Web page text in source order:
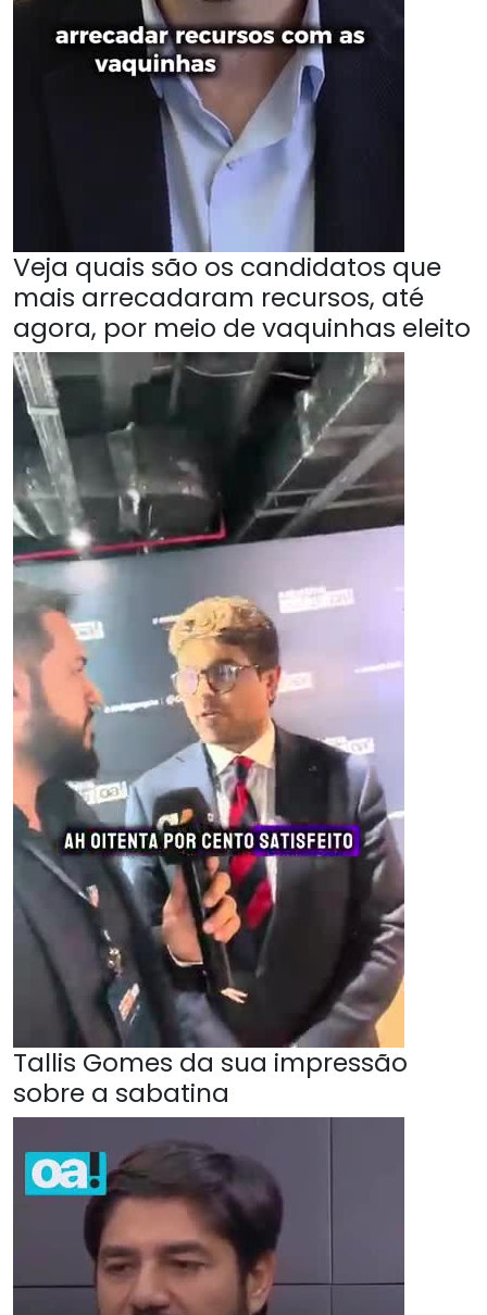
Veja quais são os candidatos que
mais arrecadaram recursos, até
agora, por meio de vaquinhas eleito
Tallis Gomes da sua impressão
sobre a sabatina